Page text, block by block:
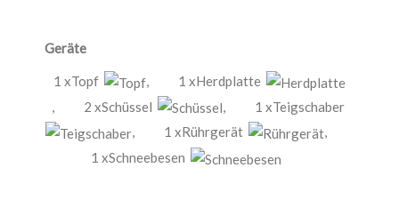
Geräte
1 xTopf ,
1 xHerdplatte
,
2 xSchüssel ,
1 xTeigschaber
,
1 xRührgerät
,
1 xSchneebesen